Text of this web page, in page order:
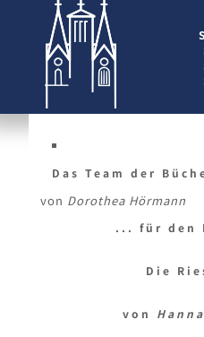
Das Team der
von Dorothea Hörmann
... für den
Die
von